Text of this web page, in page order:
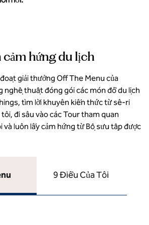
hứng du lịch
giải thưởng Off The Menu của
nghệ thuật đóng gói các món đồ du lịch
tìm lời khuyên kiến thức từ sê-ri
tôi, đi sâu vào các Tour tham quan
và luôn lấy cảm hứng từ Bộ sưu tập được
9 Điều Của Tôi